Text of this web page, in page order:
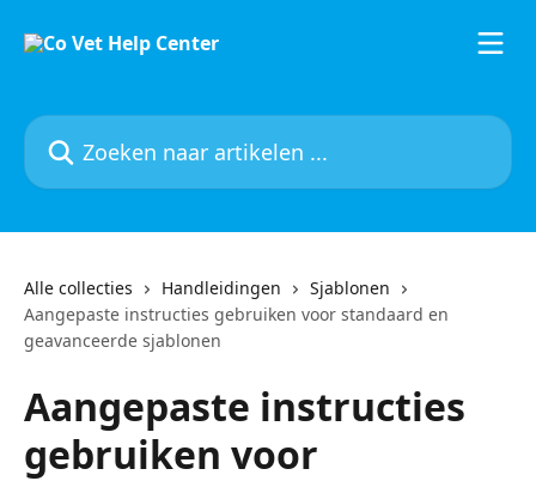
Zoeken naar artikelen ...
Alle collecties Handleidingen
Sjablonen
Aangepaste instructies gebruiken voor standaard en
geavanceerde sjablonen
Aangepaste instructies
gebruiken voor